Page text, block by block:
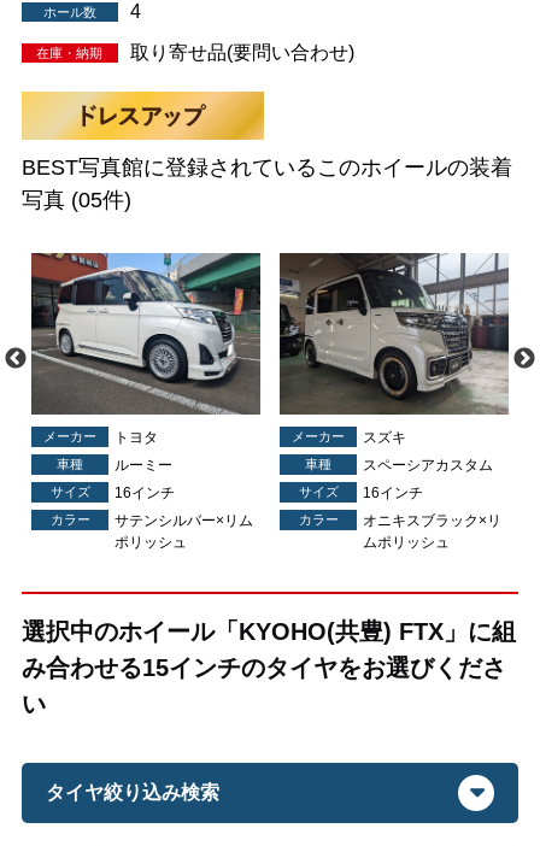
ホール数 4
在庫・納期 取り寄せ品(要問い合わせ)
BEST写真館に登録されているこのホイールの装着
写真(05件)
メーカー トヨタ
車種 ルーミー
サイズ 16インチ
カラー
サテンシルバー×リム
ポリッシュ
メーカー スズキ
車種 スペーシアカスタム
サイズ 16インチ
カラー
オニキスブラック×リ
ムポリッシュ
選択中のホイール「KYOHO(共豊) FTX」に組
み合わせる15インチのタイヤをお選びくださ
い
タイヤ絞り込み検索